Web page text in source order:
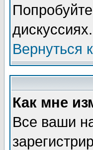
дискуссиях.
Вернуться
Как мне
Все ваши